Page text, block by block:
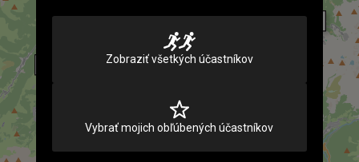
Zobraziť všetkých účastníkov
Vybrať mojich obľúbených účastníkov
25